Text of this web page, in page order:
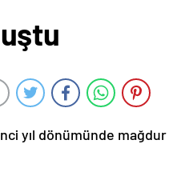
yıl dönümünde mağdur